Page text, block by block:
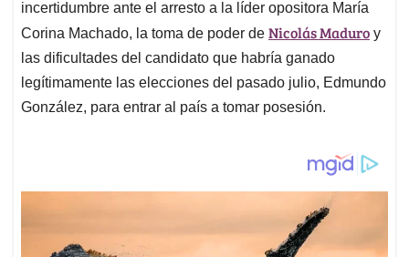
incertidumbre ante el arresto a la líder opositora María
Corina Machado, la toma de poder de Nicolás Maduro y
las dificultades del candidato que habría ganado
legítimamente las elecciones del pasado julio, Edmundo
González, para entrar al país a tomar posesión.